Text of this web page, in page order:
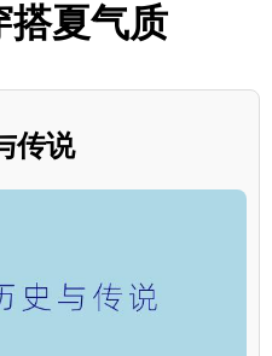
搭夏气质
传说